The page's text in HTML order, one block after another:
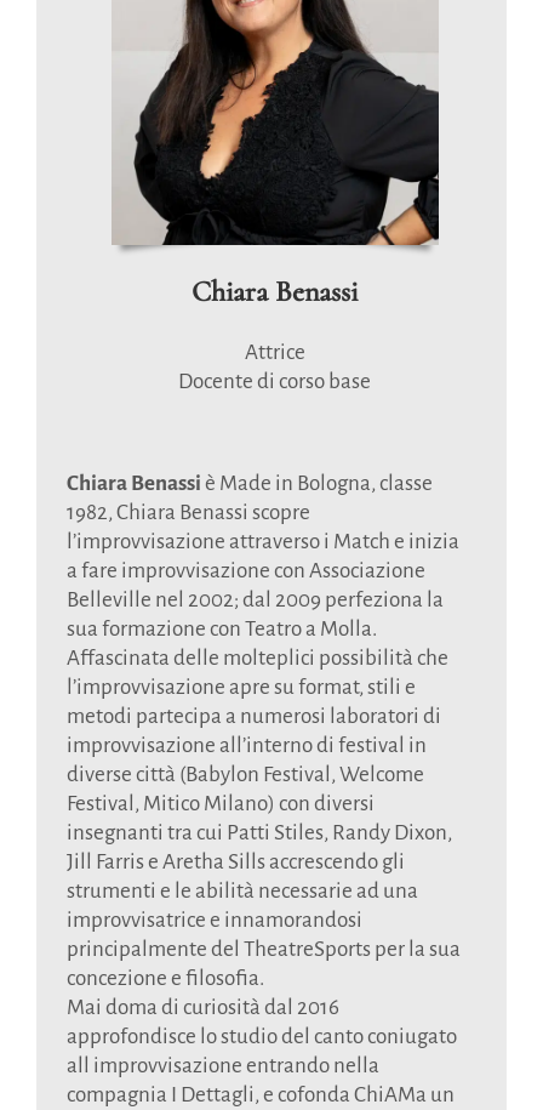
Chiara Benassi
Attrice
Docente di corso base
Chiara Benassi è Made in Bologna, classe
1982, Chiara Benassi scopre
l’improvvisazione attraverso i Match e inizia
a fare improvvisazione con Associazione
Belleville nel 2002; dal 2009 perfeziona la
sua formazione con Teatro a Molla.
Affascinata delle molteplici possibilità che
l’improvvisazione apre su format, stili e
metodi partecipa a numerosi laboratori di
improvvisazione all’interno di festival in
diverse città (Babylon Festival, Welcome
Festival, Mitico Milano) con diversi
insegnanti tra cui Patti Stiles, Randy Dixon,
Jill Farris e Aretha Sills accrescendo gli
strumenti e le abilità necessarie ad una
improvvisatrice e innamorandosi
principalmente del TheatreSports per la sua
concezione e filosofia.
Mai doma di curiosità dal 2016
approfondisce lo studio del canto coniugato
all improvvisazione entrando nella
compagnia I Dettagli, e cofonda ChiAMa un